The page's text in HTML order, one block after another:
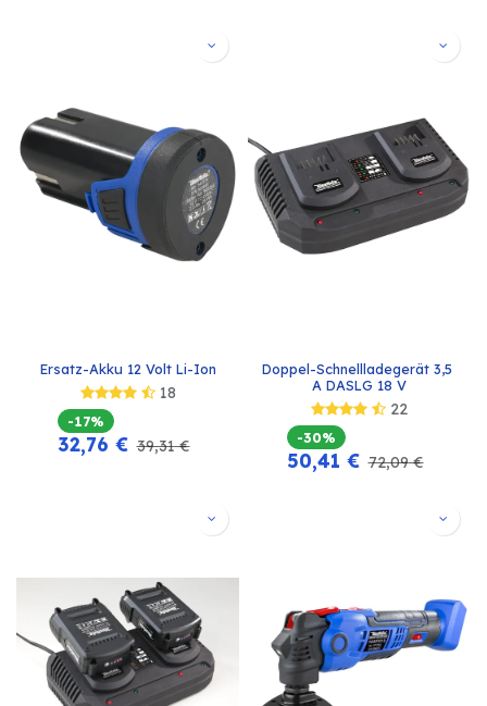
Ersatz-Akku 12 Volt Li-Ion
18
-17%
32,76 € 39,31€
Doppel-Schnellladegerät 3,5
A DASLG 18 V
22
-30%
50,41 € 72,09€